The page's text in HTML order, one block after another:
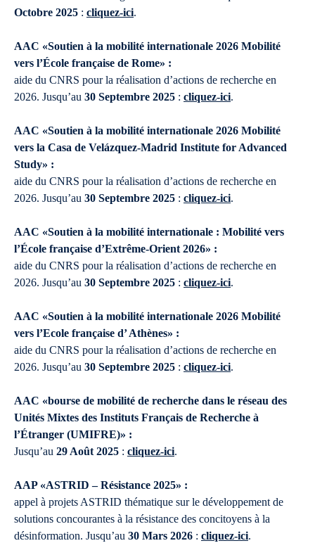
Octobre 2025 : cliquez-ici.
AAC «Soutien à la mobilité internationale 2026 Mobilité
vers l’École française de Rome» :
aide du CNRS pour la réalisation d’actions de recherche en
2026. Jusqu’au 30 Septembre 2025 : cliquez-ici.
AAC «Soutien à la mobilité internationale 2026 Mobilité
vers la Casa de Velázquez-Madrid Institute for Advanced
Study» :
aide du CNRS pour la réalisation d’actions de recherche en
2026. Jusqu’au 30 Septembre 2025 : cliquez-ici.
AAC «Soutien à la mobilité internationale : Mobilité vers
l’École française d’Extrême-Orient 2026» :
aide du CNRS pour la réalisation d’actions de recherche en
2026. Jusqu’au 30 Septembre 2025 : cliquez-ici.
AAC «Soutien à la mobilité internationale 2026 Mobilité
vers l’Ecole française d’ Athènes» :
aide du CNRS pour la réalisation d’actions de recherche en
2026. Jusqu’au 30 Septembre 2025 : cliquez-ici.
AAC «bourse de mobilité de recherche dans le réseau des
Unités Mixtes des Instituts Français de Recherche à
l’Étranger (UMIFRE)» :
Jusqu’au 29 Août 2025 : cliquez-ici.
AAP «ASTRID – Résistance 2025» :
appel à projets ASTRID thématique sur le développement de
solutions concourantes à la résistance des concitoyens à la
désinformation. Jusqu’au 30 Mars 2026 : cliquez-ici.